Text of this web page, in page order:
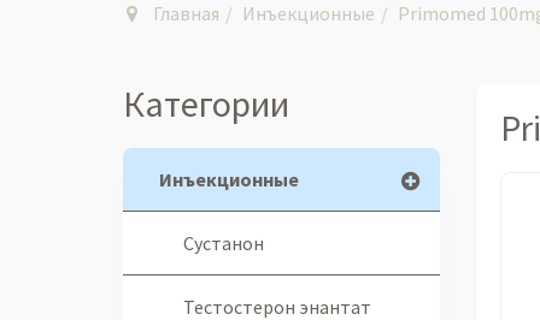
Главная Инъекционные Primomed
Категории
Инъекционные
Сустанон
Тестостерон энантат